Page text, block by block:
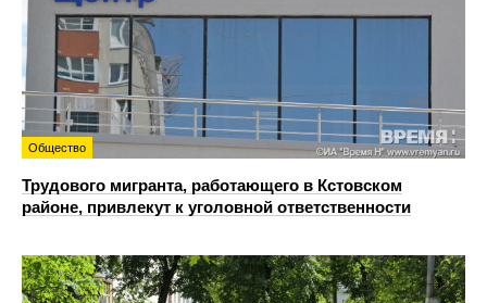
Общество
Трудового мигранта, работающего в Кстовском
районе, привлекут к уголовной ответственности